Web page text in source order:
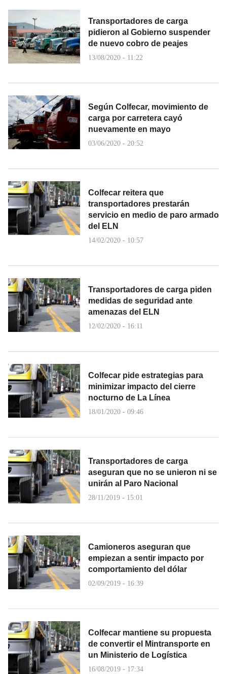
Transportadores de carga
pidieron al Gobierno suspender
de nuevo cobro de peajes
13/08/2020 - 11:22
Según Colfecar, movimiento de
carga por carretera cayó
nuevamente en mayo
03/06/2020 - 20:52
Colfecar reitera que
transportadores prestarán
servicio en medio de paro armado
del ELN
14/02/2020 - 10:57
Transportadores de carga piden
medidas de seguridad ante
amenazas del ELN
12/02/2020 - 16:11
Colfecar pide estrategias para
minimizar impacto del cierre
nocturno de La Línea
18/01/2020 - 09:46
Transportadores de carga
aseguran que no se unieron ni se
unirán al Paro Nacional
28/11/2019 - 15:01
Camioneros aseguran que
empiezan a sentir impacto por
comportamiento del dólar
02/09/2019 - 16:39
Colfecar mantiene su propuesta
de convertir el Mintransporte en
un Ministerio de Logística
16/08/2019 - 17:34